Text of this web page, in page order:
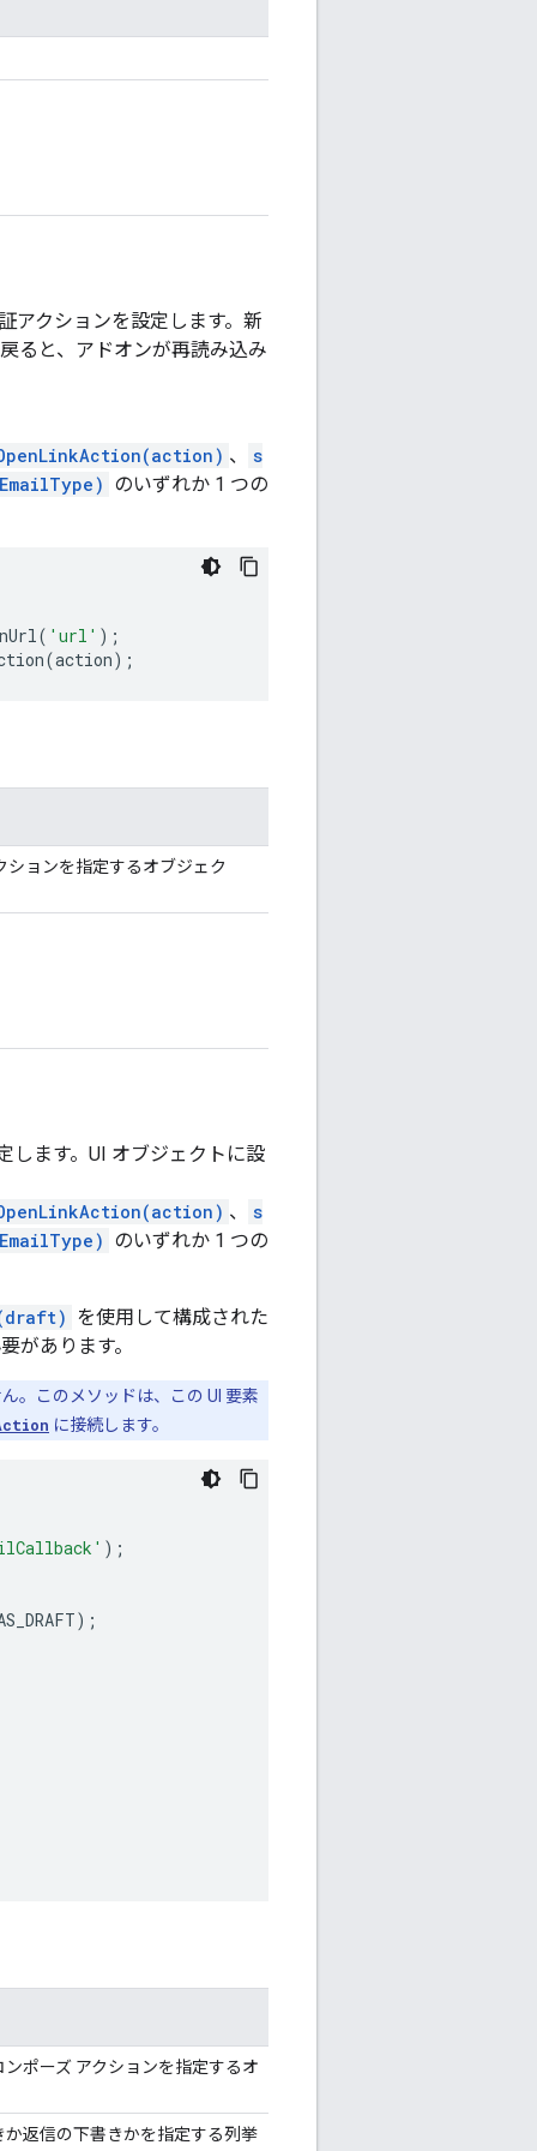
アクションを設定します。新
ると、アドオンが再読み込み
、
s
のいずれか 1 つの
( 'url' );
(action);
ションを指定するオブジェク
します。UI オブジェクトに設
、
s
のいずれか 1 つの
を使用して構成された
があります。
。このメソッドは、この UI 要素
に接続します。
);
);
ポーズ アクションを指定するオ
返信の下書きかを指定する列挙